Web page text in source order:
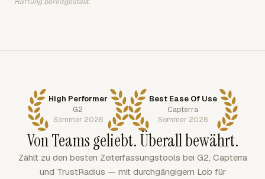
High Performer
G2
Sommer 2026
Best Ease Of Use
Capterra
Sommer 2026
Von Teams geliebt. Überall bewährt.
Zählt zu den besten Zeiterfassungstools bei G2, Capterra
und TrustRadius — mit durchgängigem Lob für